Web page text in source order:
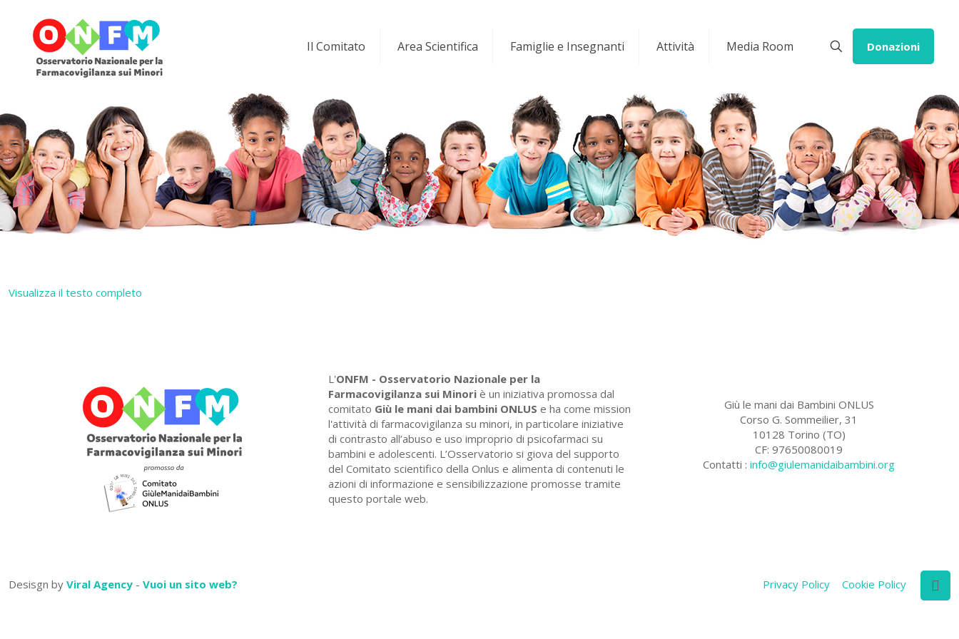
Il Comitato Area Scientifica Famiglie e Insegnanti Attività Media Room Donazioni
Visualizza il testo completo
L'ONFM - Osservatorio Nazionale per la
Farmacovigilanza sui Minori è un iniziativa promossa dal
comitato Giù le mani dai bambini ONLUS e ha come mission
l'attività di farmacovigilanza su minori, in particolare iniziative
di contrasto all’abuso e uso improprio di psicofarmaci su
bambini e adolescenti. L’Osservatorio si giova del supporto
del Comitato scientifico della Onlus e alimenta di contenuti le
azioni di informazione e sensibilizzazione promosse tramite
questo portale web.
Giù le mani dai Bambini ONLUS
Corso G. Sommeilier, 31
10128 Torino (TO)
CF: 97650080019
Contatti :info@giulemanidaibambini.org
Desisgn by Viral Agency - Vuoi un sito web? Privacy Policy Cookie Policy